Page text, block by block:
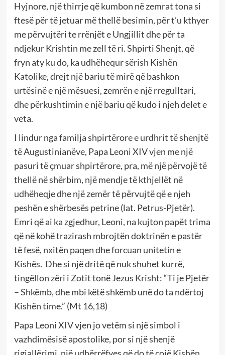
Hyjnore, një thirrje që kumbon në zemrat tona si
ftesë për të jetuar më thellë besimin, për t’u kthyer
me përvujtëri te rrënjët e Ungjillit dhe për ta
ndjekur Krishtin me zell të ri. Shpirti Shenjt, që
fryn aty ku do, ka udhëhequr sërish Kishën
Katolike, drejt një bariu të mirë që bashkon
urtësinë e një mësuesi, zemrën e një rregulltari,
dhe përkushtimin e një bariu që kudo i njeh delet e
veta.
I lindur nga familja shpirtërore e urdhrit të shenjtë
të Augustinianëve, Papa Leoni XIV vjen me një
pasuri të çmuar shpirtërore, pra, më një përvojë të
thellë në shërbim, një mendje të kthjellët në
udhëheqje dhe një zemër të përvujtë që e njeh
peshën e shërbesës petrine (lat. Petrus-Pjetër).
Emri që ai ka zgjedhur, Leoni, na kujton papët trima
që në kohë trazirash mbrojtën doktrinën e pastër
të fesë, nxitën paqen dhe forcuan unitetin e
Kishës. Dhe si një dritë që nuk shuhet kurrë,
tingëllon zëri i Zotit tonë Jezus Krisht: “Ti je Pjetër
– Shkëmb, dhe mbi këtë shkëmb unë do ta ndërtoj
Kishën time.” (Mt 16,18)
Papa Leoni XIV vjen jo vetëm si një simbol i
vazhdimësisë apostolike, por si një shenjë